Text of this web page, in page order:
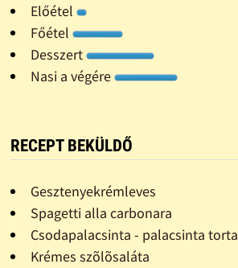
Előétel
Főétel
Desszert
Nasi a végére
RECEPT BEKÜLDŐ
Gesztenyekrémleves
Spagetti alla carbonara
Csodapalacsinta - palacsinta torta
Krémes szõlõsaláta